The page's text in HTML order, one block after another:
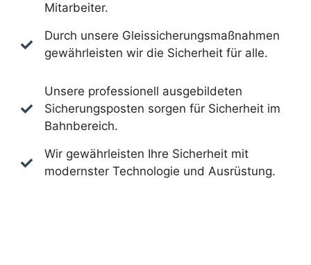
Mitarbeiter.
Durch unsere Gleissicherungsmaßnahmen
gewährleisten wir die Sicherheit für alle.
Unsere professionell ausgebildeten
Sicherungsposten sorgen für Sicherheit im
Bahnbereich.
Wir gewährleisten Ihre Sicherheit mit
modernster Technologie und Ausrüstung.